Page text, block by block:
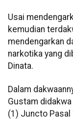
Usai
kemudian
mendengarkan
narkotika yang
Dinata.
Dalam
Gustam
(1) Juncto Pasal